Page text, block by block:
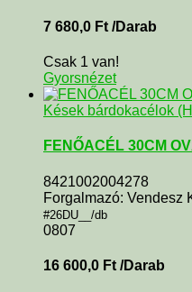
7 680,0 Ft /Darab
Csak 1 van!
Gyorsnézet
Kések bárdokacélok
FENŐACÉL 30CM
8421002004278
Forgalmazó: Vendesz
#26DU__/db
0807
16 600,0 Ft /Darab